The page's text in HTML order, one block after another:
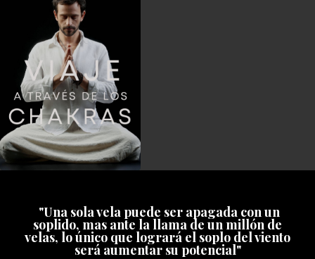
"Una sola vela puede ser apagada con un
soplido, mas ante la llama de un millón de
velas, lo único que logrará el soplo del viento
será aumentar su potencial"